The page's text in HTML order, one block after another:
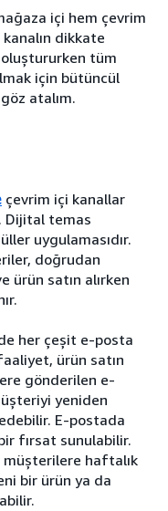
içi hem çevrim
dikkate
oluştururken tüm
için bütüncül
atalım.
çevrim içi kanallar
Dijital temas
uygulamasıdır.
doğrudan
ürün satın alırken
her çeşit e-posta
ürün satın
gönderilen e-
yeniden
E-postada
fırsat sunulabilir.
haftalık
bir ürün ya da